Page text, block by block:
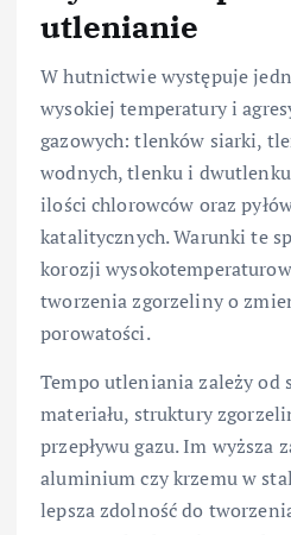
utlenianie
W hutnictwie występuje
wysokiej temperatury i
gazowych: tlenków siarki,
wodnych, tlenku i
ilości chlorowców oraz
katalitycznych. Warunki te
korozji
tworzenia zgorzeliny o
porowatości.
Tempo utleniania zależy od
materiału, struktury
przepływu gazu. Im wyższa
aluminium czy krzemu w
lepsza zdolność do